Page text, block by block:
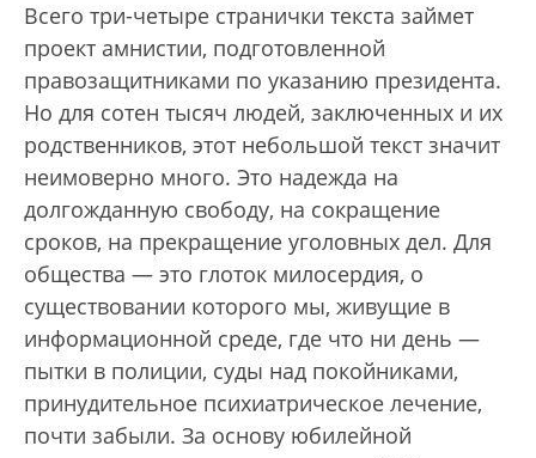
Всего три-четыре странички текста займет
проект амнистии, подготовленной
правозащитниками по указанию президента.
Но для сотен тысяч людей, заключенных и их
родственников, этот небольшой текст значит
неимоверно много. Это надежда на
долгожданную свободу, на сокращение
сроков, на прекращение уголовных дел. Для
общества — это глоток милосердия, о
существовании которого мы, живущие в
информационной среде, где что ни день —
пытки в полиции, суды над покойниками,
принудительное психиатрическое лечение,
почти забыли. За основу юбилейной